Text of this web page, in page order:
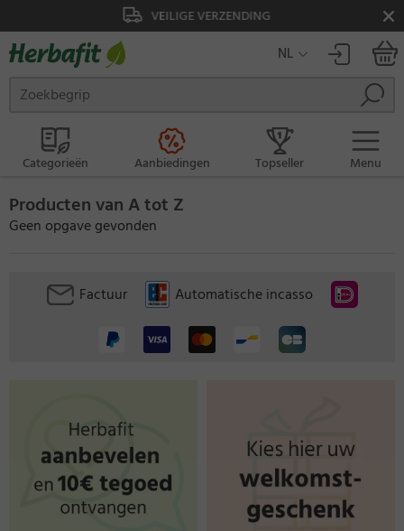
VEILIGE VERZENDING
NL
Categorieën Aanbiedingen Topseller Menu
Producten van A tot Z
Geen opgave gevonden
Factuur Automatische incasso